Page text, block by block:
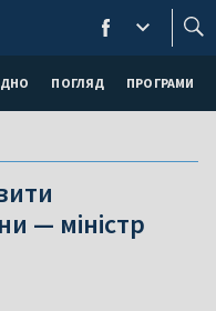
ПОГЛЯД ПРОГРАМИ
— міністр